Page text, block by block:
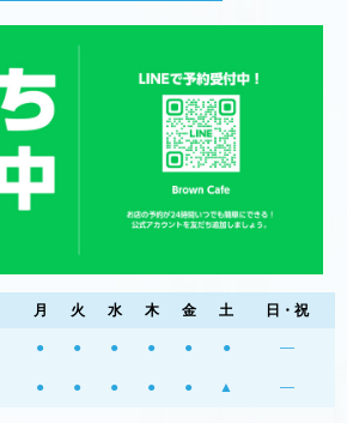
月 火 水 木 金 土 日・祝
● ● ● ● ● ● ―
● ● ● ● ● ▲ ―